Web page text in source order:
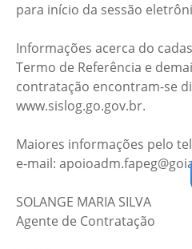
para início da sessão
Informações acerca do
Termo de Referência e
contratação encontram-se
www.sislog.go.gov.br.
Maiores informações pelo
e-mail:
SOLANGE MARIA SILVA
Agente de Contratação